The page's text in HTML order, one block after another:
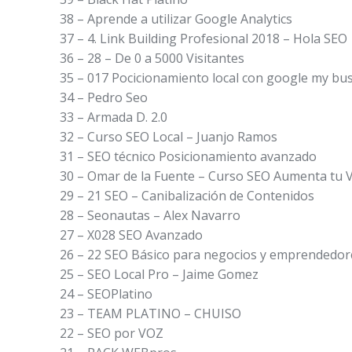
38 – Aprende a utilizar Google Analytics
37 – 4. Link Building Profesional 2018 – Hola SEO
36 – 28 – De 0 a 5000 Visitantes
35 – 017 Pocicionamiento local con google my
34 – Pedro Seo
33 – Armada D. 2.0
32 – Curso SEO Local – Juanjo Ramos
31 – SEO técnico Posicionamiento avanzado
30 – Omar de la Fuente – Curso SEO Aumenta tu
29 – 21 SEO – Canibalización de Contenidos
28 – Seonautas – Alex Navarro
27 – X028 SEO Avanzado
26 – 22 SEO Básico para negocios y
25 – SEO Local Pro – Jaime Gomez
24 – SEOPlatino
23 – TEAM PLATINO – CHUISO
22 – SEO por VOZ